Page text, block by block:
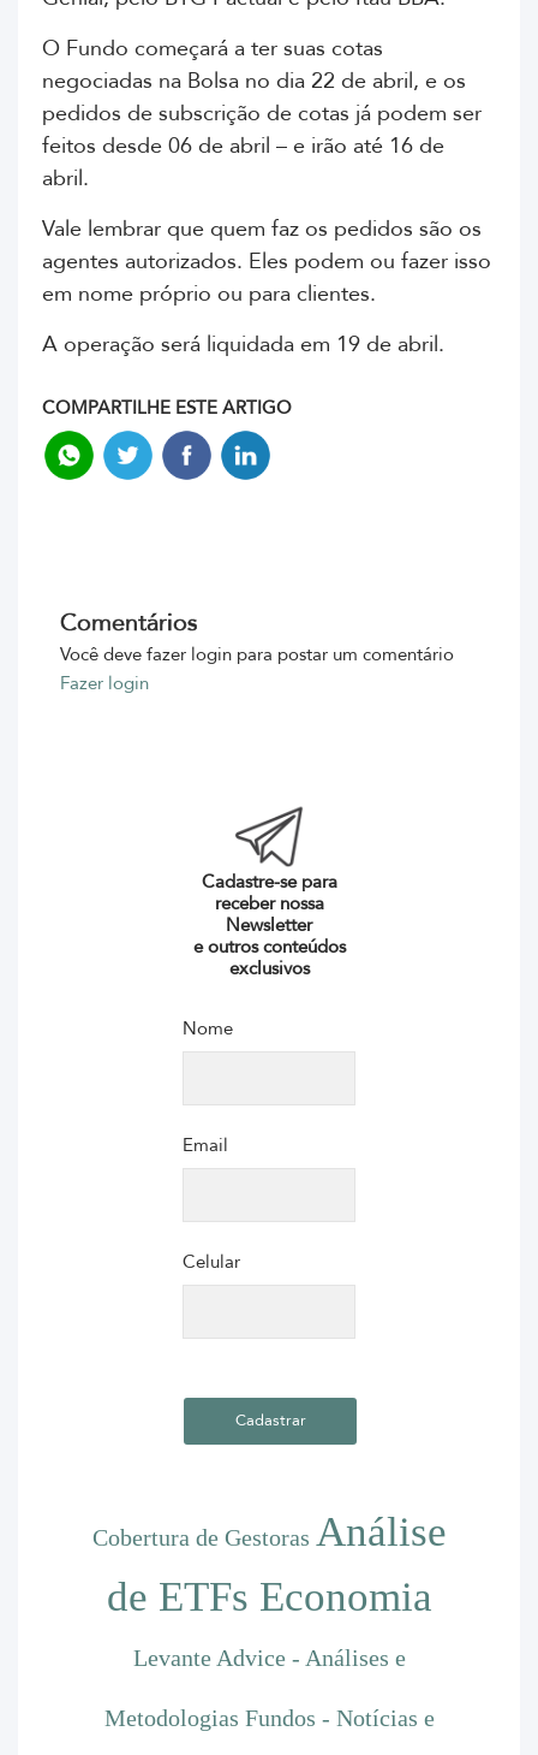
O Fundo começará a ter suas cotas
negociadas na Bolsa no dia 22 de abril, e os
pedidos de subscrição de cotas já podem ser
feitos desde 06 de abril – e irão até 16 de
abril.
Vale lembrar que quem faz os pedidos são os
agentes autorizados. Eles podem ou fazer isso
em nome próprio ou para clientes.
A operação será liquidada em 19 de abril.
COMPARTILHE ESTE ARTIGO
Comentários
Você deve fazer login para postar um comentário
Fazer login
Cadastre-se para
receber nossa
Newsletter
e outros conteúdos
exclusivos
Nome
Email
Celular
Cobertura de Gestoras Análise
de ETFs Economia
Levante Advice - Análises e
Metodologias Fundos - Notícias e